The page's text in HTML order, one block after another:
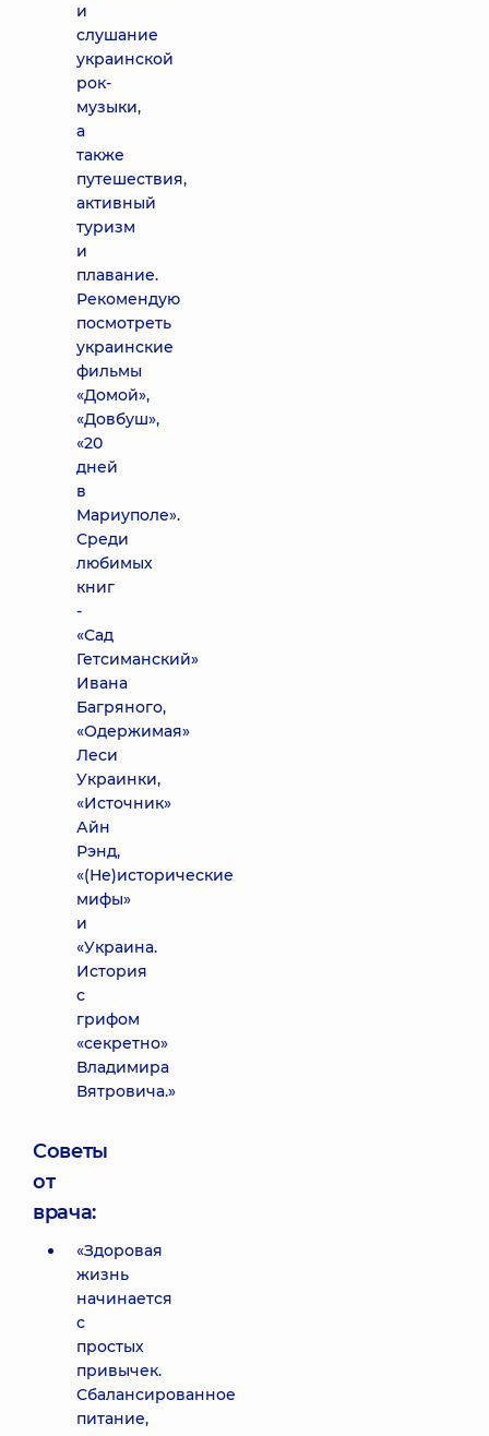
и
слушание
украинской
рок-
музыки,
а
также
путешествия,
активный
туризм
и
плавание.
Рекомендую
посмотреть
украинские
фильмы
«Домой»,
«Довбуш»,
«20
дней
в
Мариуполе».
Среди
любимых
книг
-
«Сад
Гетсиманский»
Ивана
Багряного,
«Одержимая»
Леси
Украинки,
«Источник»
Айн
Рэнд,
«(Не)исторические
мифы»
и
«Украина.
История
с
грифом
«секретно»
Владимира
Вятровича.»
Советы
от
врача:
«Здоровая
жизнь
начинается
с
простых
привычек.
Сбалансированное
питание,